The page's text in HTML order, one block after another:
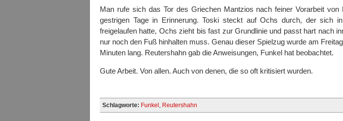
Man rufe sich das Tor des Griechen Mantzios nach feiner Vorarbeit
gestrigen Tage in Erinnerung. Toski steckt auf Ochs durch, der sich
freigelaufen hatte, Ochs zieht bis fast zur Grundlinie und passt hart nach
nur noch den Fuß hinhalten muss. Genau dieser Spielzug wurde am
Minuten lang. Reutershahn gab die Anweisungen, Funkel hat beobachtet.
Gute Arbeit. Von allen. Auch von denen, die so oft kritisiert wurden.
Schlagworte: Funkel , Reutershahn